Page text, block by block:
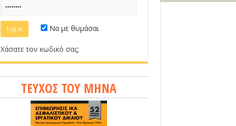
Να με θυμάσαι
Χάσατε τον κωδικό σας;
ΤΕΥΧΟΣ ΤΟΥ ΜΗΝΑ